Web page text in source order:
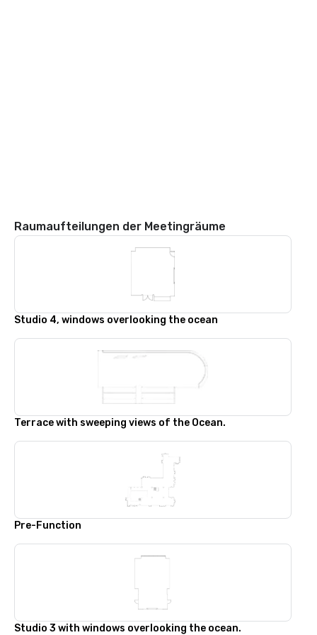
Raumaufteilungen der Meetingräume
Studio 4, windows overlooking the ocean
Terrace with sweeping views of the Ocean.
Pre-Function
Studio 3 with windows overlooking the ocean.